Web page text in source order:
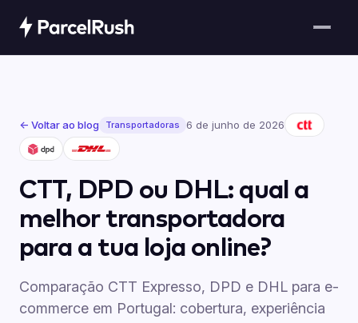
← Voltar ao blog Transportadoras 6 de junho de 2026
CTT, DPD ou DHL: qual a
melhor transportadora
para a tua loja online?
Comparação CTT Expresso, DPD e DHL para e-
commerce em Portugal: cobertura, experiência